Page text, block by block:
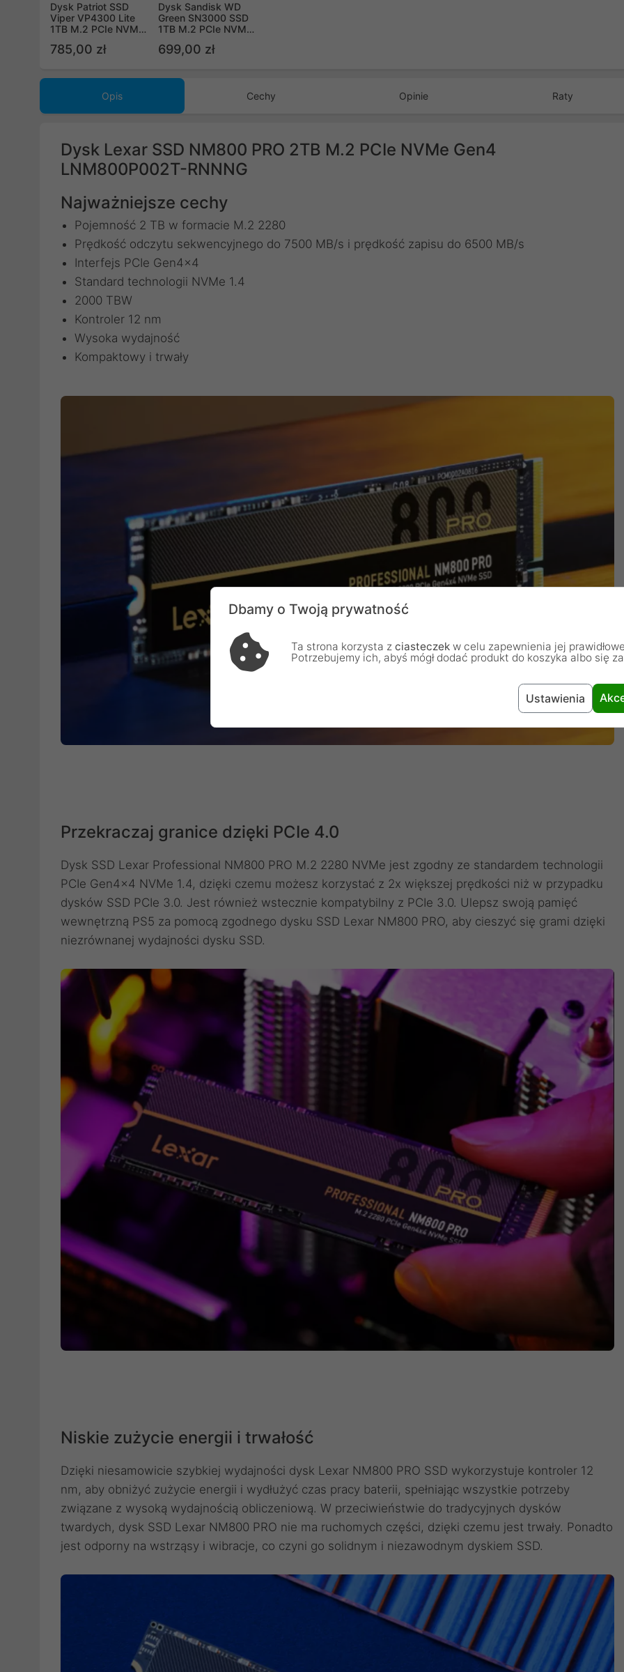
Dysk Patriot SSD
Viper VP4300 Lite
1TB M.2 PCIe NVMe
VP4300L1TBM28H
785,00 zł
Dysk Sandisk WD
Green SN3000 SSD
1TB M.2 PCIe NVMe
699,00 zł
Opis Cechy Opinie Raty
Dysk Lexar SSD NM800 PRO 2TB M.2 PCIe NVMe Gen4
LNM800P002T-RNNNG
Najważniejsze cechy
Pojemność 2 TB w formacie M.2 2280
Prędkość odczytu sekwencyjnego do 7500 MB/s i prędkość zapisu do 6500 MB/s
Interfejs PCIe Gen4x4
Standard technologii NVMe 1.4
2000 TBW
Kontroler 12 nm
Wysoka wydajność
Kompaktowy i trwały
Przekraczaj granice dzięki PCIe 4.0
Dysk SSD Lexar Professional NM800 PRO M.2 2280 NVMe jest zgodny ze standardem technologii
PCIe Gen4x4 NVMe 1.4, dzięki czemu możesz korzystać z 2x większej prędkości niż w przypadku
dysków SSD PCIe 3.0. Jest również wstecznie kompatybilny z PCIe 3.0. Ulepsz swoją pamięć
wewnętrzną PS5 za pomocą zgodnego dysku SSD Lexar NM800 PRO, aby cieszyć się grami dzięki
niezrównanej wydajności dysku SSD.
Niskie zużycie energii i trwałość
Dzięki niesamowicie szybkiej wydajności dysk Lexar NM800 PRO SSD wykorzystuje kontroler 12
nm, aby obniżyć zużycie energii i wydłużyć czas pracy baterii, spełniając wszystkie potrzeby
związane z wysoką wydajnością obliczeniową. W przeciwieństwie do tradycyjnych dysków
twardych, dysk SSD Lexar NM800 PRO nie ma ruchomych części, dzięki czemu jest trwały. Ponadto
jest odporny na wstrząsy i wibracje, co czyni go solidnym i niezawodnym dyskiem SSD.
Dbamy o Twoją prywatność
Ta strona korzysta z ciasteczek w celu zapewnienia jej
Potrzebujemy ich, abyś mógł dodać produkt do koszyka albo się
Ustawienia